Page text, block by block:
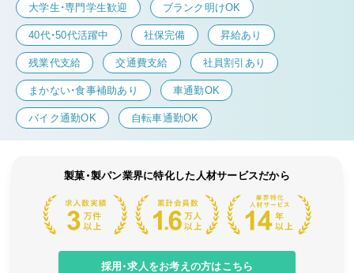
大学生・専門学生歓迎 ブランク明けOK
40代・50代活躍中 社保完備 昇給あり
残業代支給 交通費支給 社員割引あり
まかない・食事補助あり 車通勤OK
バイク通勤OK 自転車通勤OK
製菓・製パン業界に特化した人材サービスだから
採用・求人をお考えの方はこちら